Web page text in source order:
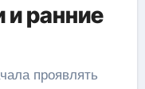
и ранние
проявлять